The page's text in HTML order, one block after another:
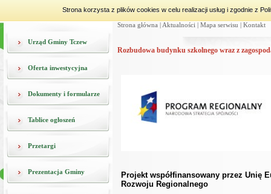
Strona korzysta z plików cookies w celu realizacji usług i zgodnie z
Urząd Gminy Tczew
Oferta inwestycyjna
Dokumenty i formularze
Tablice ogłoszeń
Przetargi
Prezentacja Gminy
Strona główna Aktualności Mapa serwisu Kontakt
Rozbudowa budynku szkolnego wraz z
Projekt współfinansowany przez Unię
Rozwoju Regionalnego